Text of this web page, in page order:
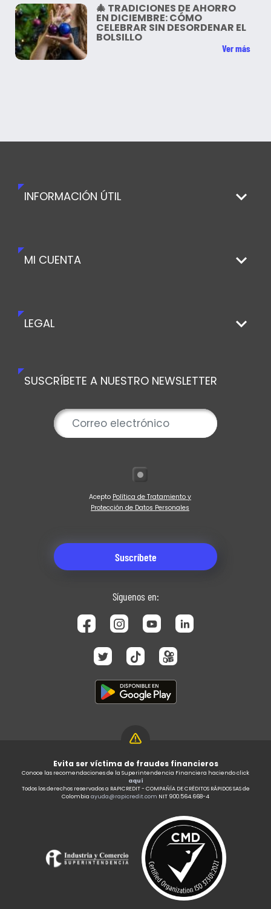
🎄 TRADICIONES DE AHORRO
EN DICIEMBRE: CÓMO
CELEBRAR SIN DESORDENAR EL
BOLSILLO
Ver más
INFORMACIÓN ÚTIL
MI CUENTA
LEGAL
SUSCRÍBETE A NUESTRO NEWSLETTER
Acepto Política de Tratamiento y
Protección de Datos Personales
Síguenos en:
Evita ser víctima de fraudes financieros
Conoce las recomendaciones de la Superintendencia Financiera haciendo click
aquí
Todos los derechos reservados a RAPICREDIT - COMPAÑÍA DE CRÉDITOS RÁPIDOS SAS de
Colombia ayuda@rapicredit.com NIT 900.564.668-4